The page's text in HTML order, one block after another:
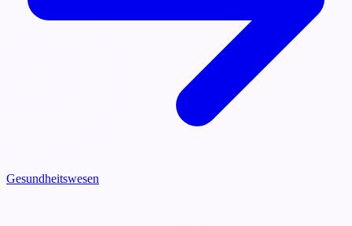
Gesundheitswesen